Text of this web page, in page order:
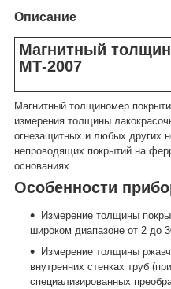
Описание
Магнитный
МТ-2007
Магнитный толщиномер
измерения толщины
огнезащитных и любых других
непроводящих покрытий на
основаниях.
Особенности
Измерение толщины
широком диапазоне от 2 до
Измерение толщины
внутренних стенках труб
специализированных